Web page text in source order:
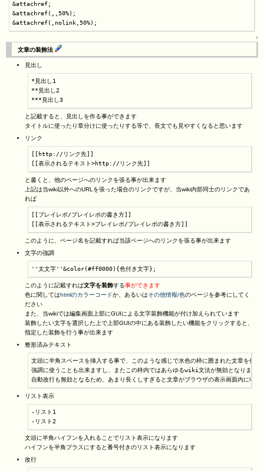
&attachref;
&attachref(,,50%);
&attachref(,nolink,50%);
↑
文章の装飾法
見出し
*見出し1
**見出し2
***見出し3
と記載すると、見出しを作る事ができます
タイトルに使ったり章分けに使ったりする等で、長文でも見やすくなると思います
リンク
[[http://リンク先]]
[[表示されるテキスト>http://リンク先]]
と書くと、他のページへのリンクを張る事が出来ます
上記は当wiki以外へのURLを張った場合のリンクですが、当wiki内部同士のリンクであ
れば
[[プレイレポ/プレイレポの書き方]]
[[表示されるテキスト>プレイレポ/プレイレポの書き方]]
このように、ページ名を記載すれば当該ページへのリンクを張る事が出来ます
文字の強調
''太文字''&color(#ff0000){色付き文字};
このように記載すれば文字を装飾する事ができます
色に関してはhtmlのカラーコードか、あるいはその他情報/色のページを参考にしてく
ださい
また、当wikiでは編集画面上部にGUIによる文字装飾機能が付け加えられています
装飾したい文字を選択した上で上部GUIの中にある装飾したい機能をクリックすると、
指定した装飾を行う事が出来ます
整形済みテキスト
文頭に半角スペースを挿入する事で、このような感じで水色の枠に囲まれた文章を作成
強調に使うことも出来ますし、またこの枠内ではあらゆるwiki文法が無効となります
自動改行も無効となるため、あまり長くしすぎると文章がブラウザの表示画面内に収
リスト表示
-リスト1
-リスト2
文頭に半角ハイフンを入れることでリスト表示になります
ハイフンを半角プラスにすると番号付きのリスト表示になります
改行